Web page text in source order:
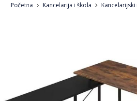
Početna Kancelarija i škola